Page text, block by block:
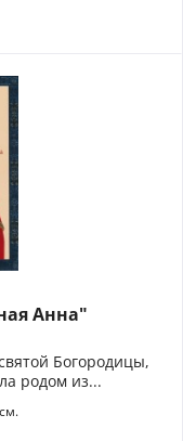
Анна"
Богородицы,
родом из...